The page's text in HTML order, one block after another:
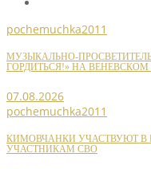
pochemuchka2011
МУЗЫКАЛЬНО-
ГОРДИТЬСЯ!» НА ВЕНЕВСКОМ
07.08.2026
pochemuchka2011
КИМОВЧАНКИ УЧАСТВУЮТ
УЧАСТНИКАМ СВО